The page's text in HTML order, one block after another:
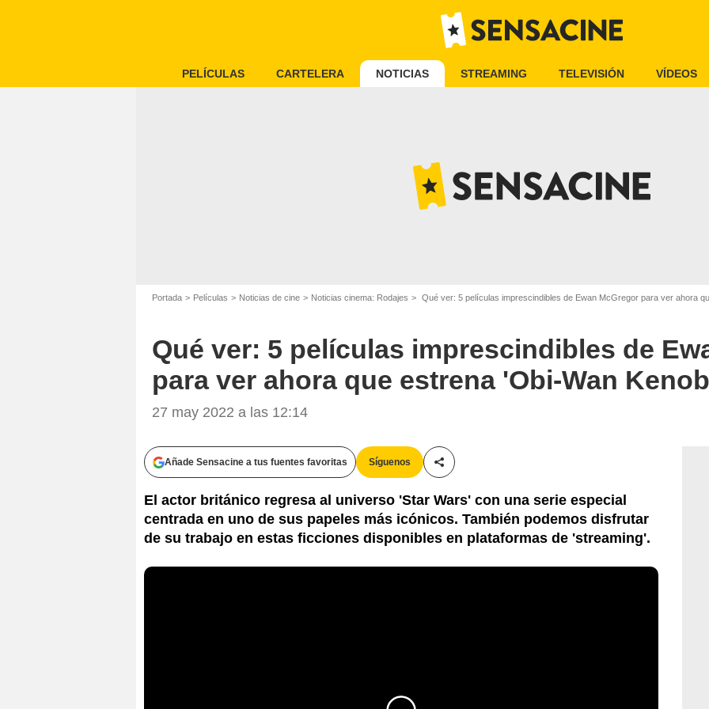
PELÍCULAS CARTELERA NOTICIAS STREAMING TELEVISIÓN VÍDEOS
Portada Películas Noticias de cine Noticias cinema: Rodajes Qué ver: 5 películas imprescindibles de Ewan McGregor para ver ahora
Qué ver: 5 películas imprescindibles de
para ver ahora que estrena 'Obi-Wan
27 may 2022 a las 12:14
Añade Sensacine a tus fuentes favoritas Síguenos
Compartir esta noticia
El actor británico regresa al universo 'Star Wars' con una serie especial
centrada en uno de sus papeles más icónicos. También podemos disfrutar
de su trabajo en estas ficciones disponibles en plataformas de 'streaming'.